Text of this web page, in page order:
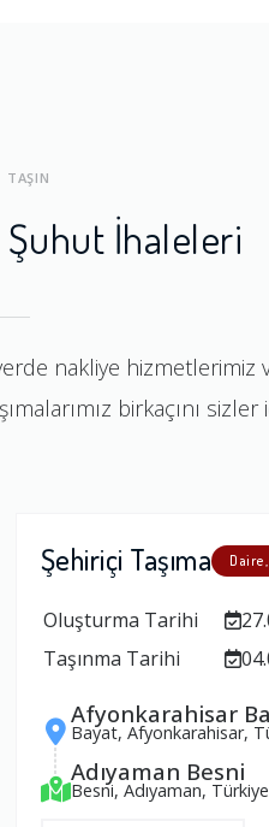
TAŞIN
İhaleleri
nakliye hizmetlerimiz
birkaçını sizler
Şehiriçi Taşıma
Oluşturma Tarihi
Taşınma Tarihi
Afyonkarahisar
Bayat, Afyonkarahisar,
Adıyaman Besni
Besni, Adıyaman, Türkiye